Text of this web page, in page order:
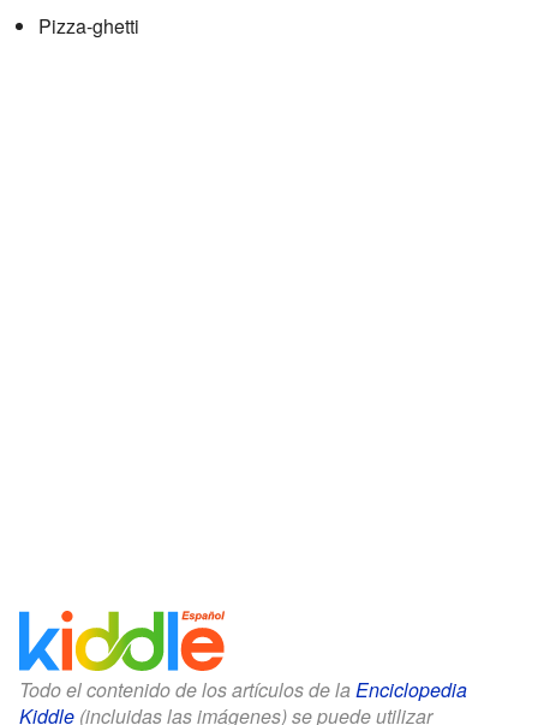
Pizza-ghetti
Todo el contenido de los artículos de la Enciclopedia
Kiddle (incluidas las imágenes) se puede utilizar